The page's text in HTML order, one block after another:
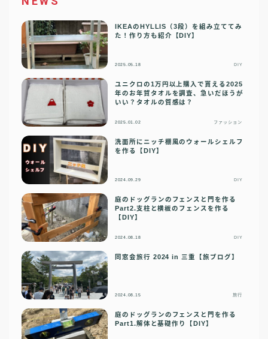
IKEAのHYLLIS（3段）を組み立ててみ
た！作り方も紹介【DIY】
2025.05.18 DIY
ユニクロの1万円以上購入で貰える2025
年のお年賀タオルを調査、急いだほうが
いい？タオルの質感は？
2025.01.02 ファッション
洗面所にニッチ棚風のウォールシェルフ
を作る【DIY】
2024.09.29 DIY
庭のドッグランのフェンスと門を作る
Part2.支柱と横板のフェンスを作る
【DIY】
2024.08.18 DIY
同窓会旅行 2024 in 三重【旅ブログ】
2024.08.15 旅行
庭のドッグランのフェンスと門を作る
Part1.解体と基礎作り【DIY】